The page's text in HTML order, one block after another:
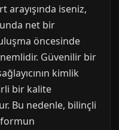
arayışında iseniz,
net bir
öncesinde
Güvenilir bir
kimlik
bir kalite
Bu nedenle, bilinçli